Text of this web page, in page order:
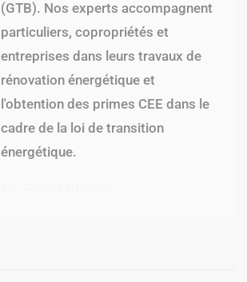
(GTB). Nos experts accompagnent
particuliers, copropriétés et
entreprises dans leurs travaux de
rénovation énergétique et
l'obtention des primes CEE dans le
cadre de la loi de transition
énergétique.